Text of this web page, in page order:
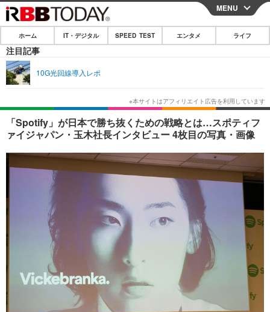
CLOSE
ホーム
IT・デジタル
ネタ ガジェット・ツール
ショッピング その他
エンタメ
エンタメTOP 映画・ドラマ
韓流・K-POP 韓国・芸能
スポーツ
グラビア ブログ
ショッピング その他
ライフTOP グルメ
ショッピング
リリース一覧
プッシュ通知の停止方法
MENU
ホーム IT・デジタル SPEED TEST エンタメ ライフ
注目記事
10G光回線導入レポ
「Spotify」が日本で勝ち抜くための戦略とは…スポティフ
ァイジャパン・玉木社長インタビュー 4枚目の写真・画像